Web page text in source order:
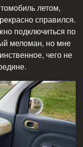
летом,
справился.
подключиться по
меломан, но мне
чего не